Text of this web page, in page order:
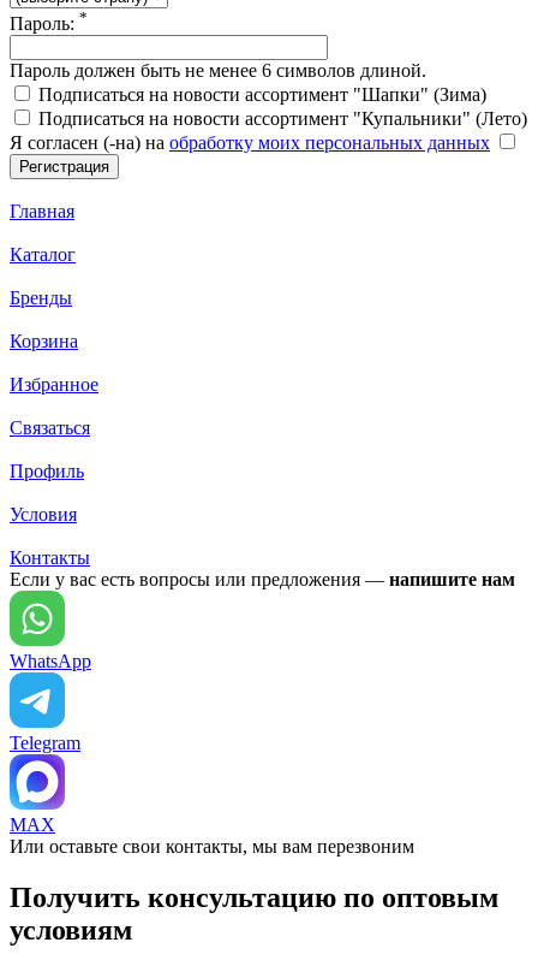
Пароль: *
Пароль должен быть не менее 6 символов длиной.
Подписаться на новости ассортимент "Шапки" (Зима)
Подписаться на новости ассортимент "Купальники" (Лето)
Я согласен (-на) на обработку моих персональных данных
Главная
Каталог
Бренды
Корзина
Избранное
Связаться
Профиль
Условия
Контакты
Если у вас есть вопросы или предложения — напишите нам
WhatsApp
Telegram
MAX
Или оставьте свои контакты, мы вам перезвоним
Получить консультацию по оптовым
условиям